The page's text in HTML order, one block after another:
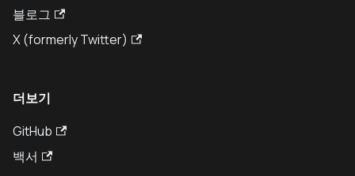
블로그
X (formerly Twitter)
더보기
GitHub
백서